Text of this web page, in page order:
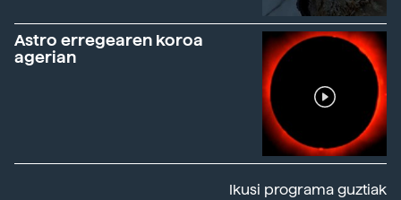
Astro erregearen koroa
agerian
Ikusi programa guztiak